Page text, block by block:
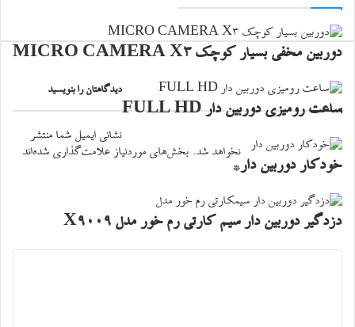
دوربین مخفی بسیار کوچک MICRO CAMERA X3
ساعت رومیزی دوربین دار FULL HD
خودکار دوربین دار
دزدگیر دوربین دار سیم کارتی رم خور مدل X9009
دیدگاهتان را بنویسید
نشانی ایمیل شما منتشر
نخواهد شد. بخش‌های موردنیاز علامت‌گذاری شده‌اند
*